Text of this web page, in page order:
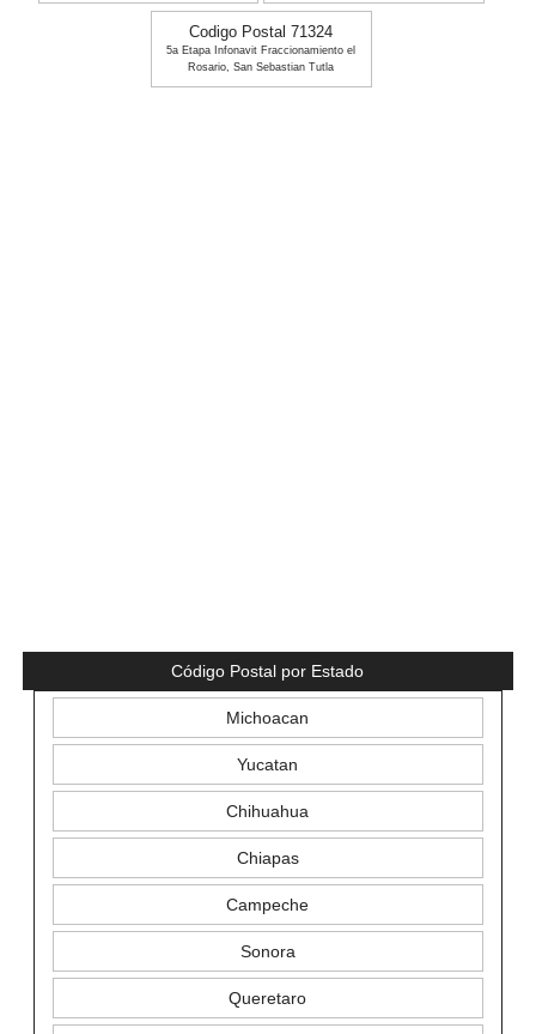
Codigo Postal 71324
5a Etapa Infonavit Fraccionamiento el
Rosario, San Sebastian Tutla
Código Postal por Estado
Michoacan
Yucatan
Chihuahua
Chiapas
Campeche
Sonora
Queretaro